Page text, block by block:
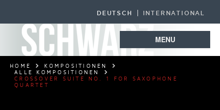
DEUTSCH INTERNATIONAL
MENU
HOME
KOMPOSITIONEN
ALLE KOMPOSITIONEN
CROSSOVER SUITE NO. 1 FOR SAXOPHONE
QUARTET